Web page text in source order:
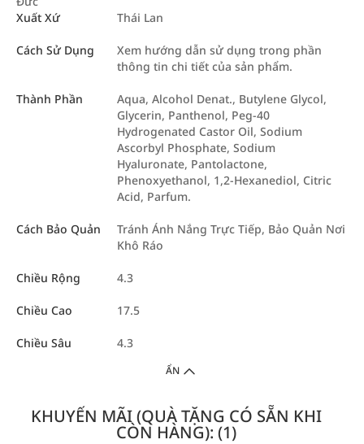
Xuất Xứ
Thái Lan
Cách Sử Dụng
Xem hướng dẫn sử dụng trong phần
thông tin chi tiết của sản phẩm.
Thành Phần
Aqua, Alcohol Denat., Butylene Glycol,
Glycerin, Panthenol, Peg-40
Hydrogenated Castor Oil, Sodium
Ascorbyl Phosphate, Sodium
Hyaluronate, Pantolactone,
Phenoxyethanol, 1,2-Hexanediol, Citric
Acid, Parfum.
Cách Bảo Quản
Tránh Ánh Nắng Trực Tiếp, Bảo Quản Nơi
Khô Ráo
Chiều Rộng 4.3
Chiều Cao 17.5
Chiều Sâu 4.3
ẨN
KHUYẾN MÃI (QUÀ TẶNG CÓ SẴN KHI
CÒN HÀNG): (1)